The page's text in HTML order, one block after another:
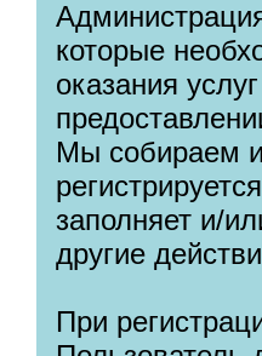
которые
оказания
Мы собираем
заполняет и/
другие
При